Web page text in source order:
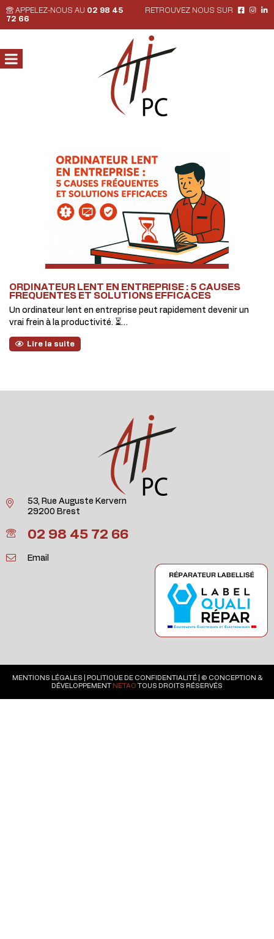
APPELEZ-NOUS AU 02 98 45
72 66
RETROUVEZ NOUS SUR
ORDINATEUR LENT EN ENTREPRISE : 5 CAUSES
FRÉQUENTES ET SOLUTIONS EFFICACES
Un ordinateur lent en entreprise peut rapidement devenir un
vrai frein à la productivité. ⏳…
Lire la suite
53, Rue Auguste Kervern
29200 Brest
02 98 45 72 66
Email
MENTIONS LÉGALES POLITIQUE DE CONFIDENTIALITÉ| © CONCEPTION &
DÉVELOPPEMENT NETAO TOUS DROITS RÉSERVÉS